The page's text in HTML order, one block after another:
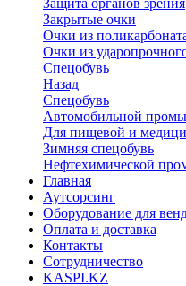
Защита органов зрения
Закрытые очки
Очки из
Очки из
Спецобувь
Назад
Спецобувь
Автомобильной
Для пищевой и
Зимняя спецобувь
Нефтехимической
Главная
Аутсорсинг
Оборудование для
Оплата и доставка
Контакты
Сотрудничество
KASPI.KZ